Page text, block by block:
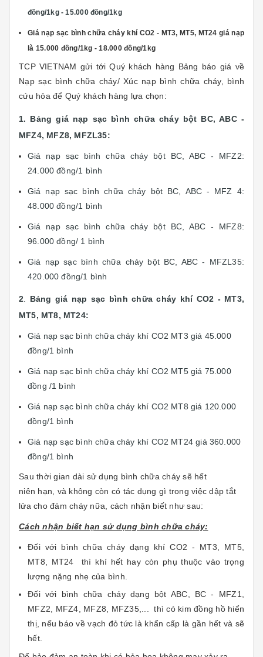
đồng/1kg - 15.000 đồng/1kg
Giá nạp sạc bình chữa cháy khí CO2 - MT3, MT5, MT24 giá nạp
là 15.000 đồng/1kg - 18.000 đồng/1kg
TCP VIETNAM gửi tới Quý khách hàng Bảng báo giá về
Nạp sạc bình chữa cháy/ Xúc nạp bình chữa cháy, bình
cứu hỏa để Quý khách hàng lựa chọn:
1. Bảng giá nạp sạc bình chữa cháy bột BC, ABC -
MFZ4, MFZ8, MFZL35:
Giá nạp sạc bình chữa cháy bột BC, ABC - MFZ2:
24.000 đồng/1 bình
Giá nạp sạc bình chữa cháy bột BC, ABC - MFZ 4:
48.000 đồng/1 bình
Giá nạp sạc bình chữa cháy bột BC, ABC - MFZ8:
96.000 đồng/ 1 bình
Giá nạp sạc bình chữa cháy bột BC, ABC - MFZL35:
420.000 đồng/1 bình
2
Bảng giá nạp sạc bình chữa cháy khí CO2 - MT3,
MT5, MT8, MT24:
Giá nạp sạc bình chữa cháy khí CO2 MT3 giá 45.000
đồng/1 bình
Giá nạp sạc bình chữa cháy khí CO2 MT5 giá 75.000
đồng /1 bình
Giá nạp sạc bình chữa cháy khí CO2 MT8 giá 120.000
đồng/1 bình
Giá nạp sạc bình chữa cháy khí CO2 MT24 giá 360.000
đồng/1 bình
Sau thời gian dài sử dụng bình chữa cháy sẽ hết
niên hạn, và không còn có tác dụng gì trong việc dập tắt
lửa cho đám cháy nữa, cách nhận biết như sau:
Cách nhận biết hạn sử dụng bình chữa cháy:
Đối với bình chữa cháy dạng khí CO2 - MT3, MT5,
MT8, MT24 thì khí hết hay còn phụ thuộc vào trọng
lượng nặng nhẹ của bình.
Đối với bình chữa cháy dạng bột ABC, BC - MFZ1,
MFZ2, MFZ4, MFZ8, MFZ35,... thì có kim đồng hồ hiển
thị, nếu báo về vạch đỏ tức là khẩn cấp là gần hết và sẽ
hết.